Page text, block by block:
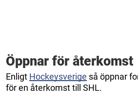
Öppnar för återkomst
Enligt Hockeysverige så öppnar
för en återkomst till SHL.